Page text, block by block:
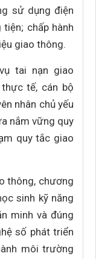
sử dụng điện
chấp hành
giao thông.
tai nạn giao
tế, cán bộ
nhân chủ yếu
nắm vững quy
quy tắc giao
thông, chương
sinh kỹ năng
minh và đúng
số phát triển
môi trường